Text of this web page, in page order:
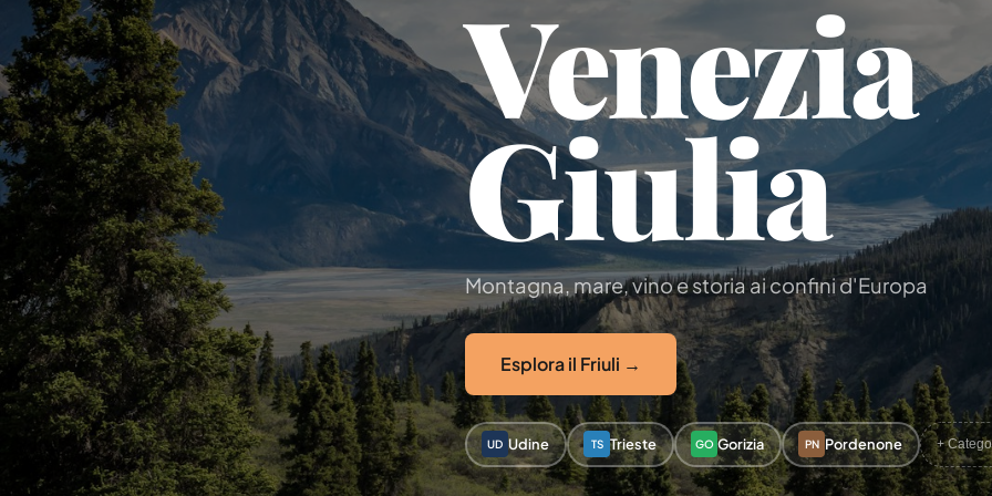
Venezia
Giulia
Montagna, mare, vino e storia ai confini d'Europa
Esplora il Friuli →
UD Udine TS Trieste GO Gorizia PN Pordenone +